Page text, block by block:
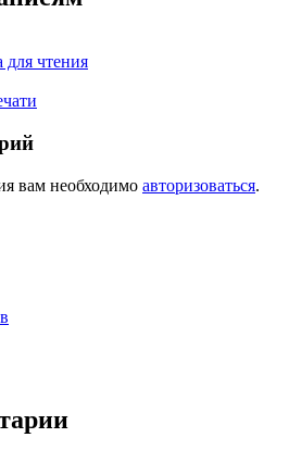
чтения
вам необходимо авторизоваться.